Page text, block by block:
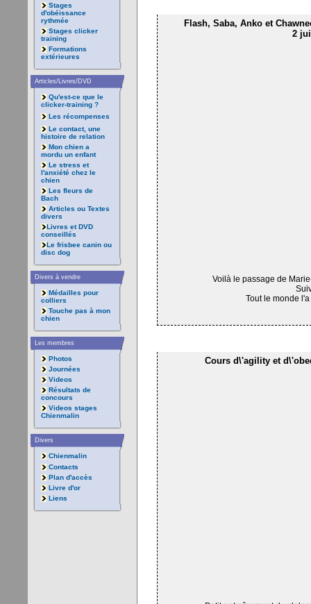
Stages
d'obéissance
rythmée
Stages clicker
training
Formations
extérieures
Articles/Livres/DVD
Qu'est-ce que le
clicker-training ?
Les récompenses
Le contact, une
histoire de relation
Mon chien a
mordu un enfant
Le stress et
l'anxiété chez le
chien
Les fleurs de
Bach
Articles ou Textes
divers
Livres et DVD
conseillés
Le frisbee canin ou
disc dog
Divers à vendre
Médailles pour
colliers
Touche pas à mon
chien
Les membres
Photos
Journées
Videos
Résultats de
concours
Videos stages
Chienmalin
Divers
Chienmalin
Contacts
Plan d'accès
Livre d'or
Liens
Flash, Saba, Anko et
2
Voilà le passage de
Tout le monde
Cours d\'agility et